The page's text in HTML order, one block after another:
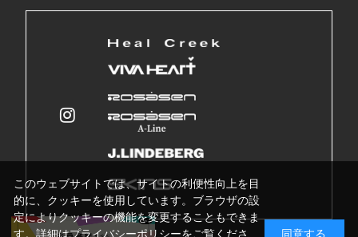
このウェブサイトでは、サイトの利便性向上を目
的に、クッキーを使用しています。ブラウザの設
定によりクッキーの機能を変更することもできま
す。詳細はプライバシーポリシーをご覧くださ
同意する